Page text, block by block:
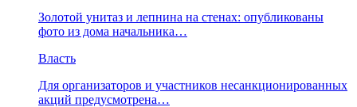
​Золотой унитаз и лепнина на стенах: опубликованы
фото из дома начальника…
Власть
Для организаторов и участников несанкционированных
акций предусмотрена…